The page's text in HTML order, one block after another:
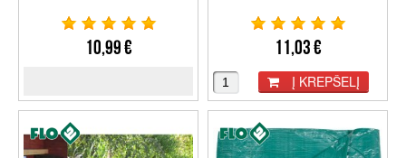
10,99 € 11,03 €
Į KREPŠELĮ